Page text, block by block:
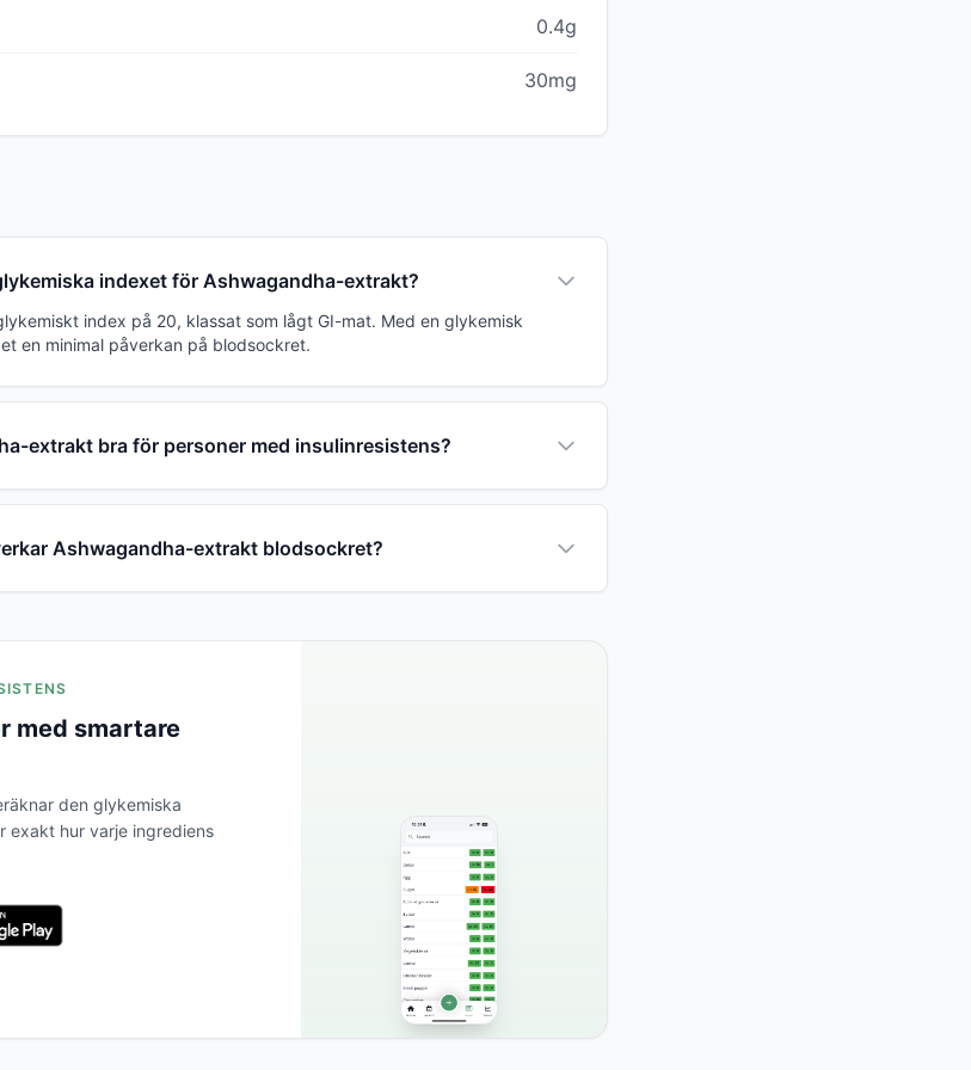
0.4g
30mg
indexet för Ashwagandha-extrakt?
index på 20, klassat som lågt GI-mat. Med en glykemisk
en minimal påverkan på blodsockret.
extrakt bra för personer med insulinresistens?
Ashwagandha-extrakt blodsockret?
med smartare
den glykemiska
exakt hur varje ingrediens